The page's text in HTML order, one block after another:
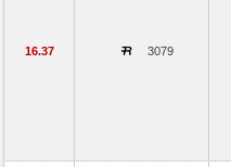
16.37 3079